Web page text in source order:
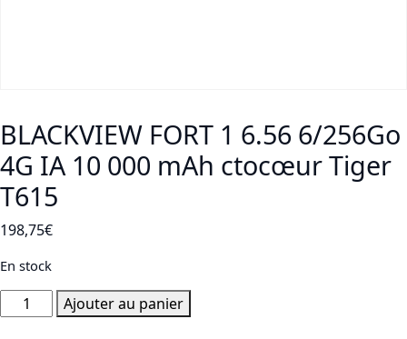
BLACKVIEW FORT 1 6.56 6/256Go
4G IA 10 000 mAh ctocœur Tiger
T615
198,75€
En stock
quantité
de
Ajouter au panier